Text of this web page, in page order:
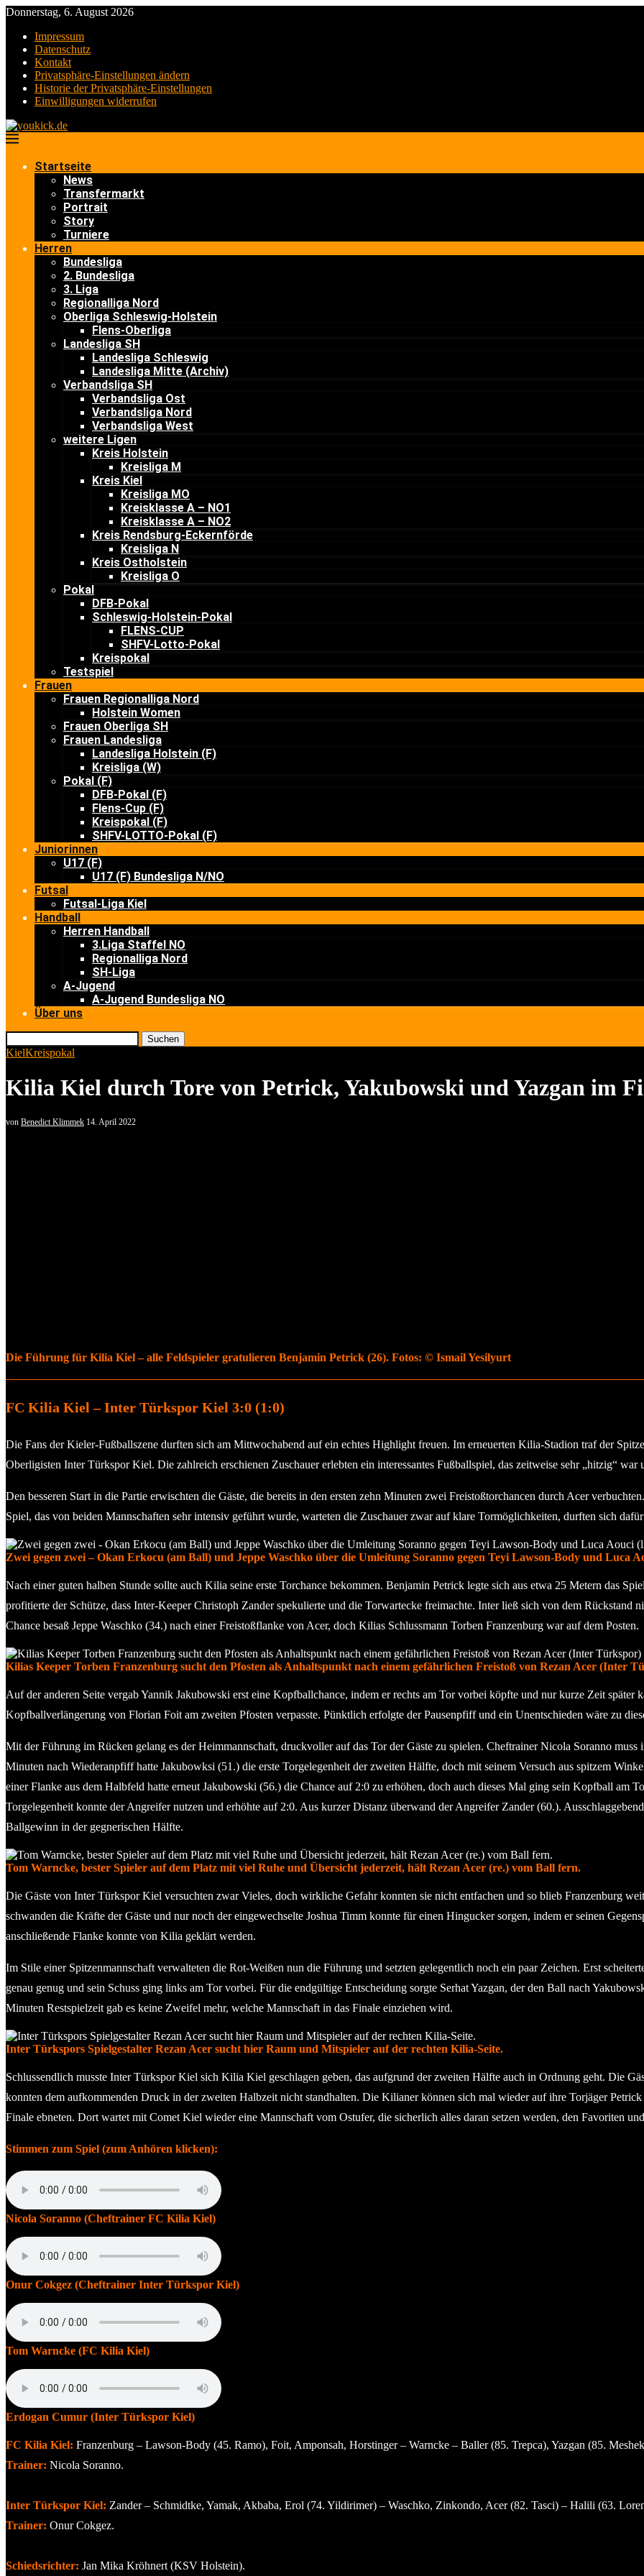
Donnerstag, 6. August 2026
Impressum
Datenschutz
Kontakt
Privatsphäre-Einstellungen ändern
Historie der Privatsphäre-Einstellungen
Einwilligungen widerrufen
Startseite
News
Transfermarkt
Portrait
Story
Turniere
Herren
Bundesliga
2. Bundesliga
3. Liga
Regionalliga Nord
Oberliga Schleswig-Holstein
Flens-Oberliga
Landesliga SH
Landesliga Schleswig
Landesliga Mitte (Archiv)
Verbandsliga SH
Verbandsliga Ost
Verbandsliga Nord
Verbandsliga West
weitere Ligen
Kreis Holstein
Kreisliga M
Kreis Kiel
Kreisliga MO
Kreisklasse A – NO1
Kreisklasse A – NO2
Kreis Rendsburg-Eckernförde
Kreisliga N
Kreis Ostholstein
Kreisliga O
Pokal
DFB-Pokal
Schleswig-Holstein-Pokal
FLENS-CUP
SHFV-Lotto-Pokal
Kreispokal
Testspiel
Frauen
Frauen Regionalliga Nord
Holstein Women
Frauen Oberliga SH
Frauen Landesliga
Landesliga Holstein (F)
Kreisliga (W)
Pokal (F)
DFB-Pokal (F)
Flens-Cup (F)
Kreispokal (F)
SHFV-LOTTO-Pokal (F)
Juniorinnen
U17 (F)
U17 (F) Bundesliga N/NO
Futsal
Futsal-Liga Kiel
Handball
Herren Handball
3.Liga Staffel NO
Regionalliga Nord
SH-Liga
A-Jugend
A-Jugend Bundesliga NO
Über uns
Suchen
KielKreispokal
Kilia Kiel durch Tore von Petrick, Yakubowski und Yazgan im
von Benedict Klimmek 14. April 2022
Die Führung für Kilia Kiel – alle Feldspieler gratulieren Benjamin Petrick (26). Fotos: © Ismail Yesilyurt
FC Kilia Kiel – Inter Türkspor Kiel 3:0 (1:0)
Die Fans der Kieler-Fußballszene durften sich am Mittwochabend auf ein echtes Highlight freuen. Im erneuerten Kilia-Stadion traf der
Oberligisten Inter Türkspor Kiel. Die zahlreich erschienen Zuschauer erlebten ein interessantes Fußballspiel, das zeitweise sehr „hitzig“
Den besseren Start in die Partie erwischten die Gäste, die bereits in den ersten zehn Minuten zwei Freistoßtorchancen durch Acer
Spiel, das von beiden Mannschaften sehr intensiv geführt wurde, warteten die Zuschauer zwar auf klare Tormöglichkeiten, durften sich
Zwei gegen zwei – Okan Erkocu (am Ball) und Jeppe Waschko über die Umleitung Soranno gegen Teyi Lawson-Body und Luca
Nach einer guten halben Stunde sollte auch Kilia seine erste Torchance bekommen. Benjamin Petrick legte sich aus etwa 25 Metern das
profitierte der Schütze, dass Inter-Keeper Christoph Zander spekulierte und die Torwartecke freimachte. Inter ließ sich von dem Rückstand
Chance besaß Jeppe Waschko (34.) nach einer Freistoßflanke von Acer, doch Kilias Schlussmann Torben Franzenburg war auf dem Posten.
Kilias Keeper Torben Franzenburg sucht den Pfosten als Anhaltspunkt nach einem gefährlichen Freistoß von Rezan Acer (Inter
Auf der anderen Seite vergab Yannik Jakubowski erst eine Kopfballchance, indem er rechts am Tor vorbei köpfte und nur kurze Zeit später
Kopfballverlängerung von Florian Foit am zweiten Pfosten verpasste. Pünktlich erfolgte der Pausenpfiff und ein Unentschieden wäre zu
Mit der Führung im Rücken gelang es der Heimmannschaft, druckvoller auf das Tor der Gäste zu spielen. Cheftrainer Nicola Soranno
Minuten nach Wiederanpfiff hatte Jakubowksi (51.) die erste Torgelegenheit der zweiten Hälfte, doch mit seinem Versuch aus spitzem
einer Flanke aus dem Halbfeld hatte erneut Jakubowski (56.) die Chance auf 2:0 zu erhöhen, doch auch dieses Mal ging sein Kopfball am
Torgelegenheit konnte der Angreifer nutzen und erhöhte auf 2:0. Aus kurzer Distanz überwand der Angreifer Zander (60.).
Ballgewinn in der gegnerischen Hälfte.
Tom Warncke, bester Spieler auf dem Platz mit viel Ruhe und Übersicht jederzeit, hält Rezan Acer (re.) vom Ball fern.
Die Gäste von Inter Türkspor Kiel versuchten zwar Vieles, doch wirkliche Gefahr konnten sie nicht entfachen und so blieb Franzenburg
schwanden die Kräfte der Gäste und nur noch der eingewechselte Joshua Timm konnte für einen Hingucker sorgen, indem er seinen
anschließende Flanke konnte von Kilia geklärt werden.
Im Stile einer Spitzenmannschaft verwalteten die Rot-Weißen nun die Führung und setzten gelegentlich noch ein paar Zeichen. Erst
genau genug und sein Schuss ging links am Tor vorbei. Für die endgültige Entscheidung sorgte Serhat Yazgan, der den Ball nach
Minuten Restspielzeit gab es keine Zweifel mehr, welche Mannschaft in das Finale einziehen wird.
Inter Türkspors Spielgestalter Rezan Acer sucht hier Raum und Mitspieler auf der rechten Kilia-Seite.
Schlussendlich musste Inter Türkspor Kiel sich Kilia Kiel geschlagen geben, das aufgrund der zweiten Hälfte auch in Ordnung geht. Die
konnten dem aufkommenden Druck in der zweiten Halbzeit nicht standhalten. Die Kilianer können sich mal wieder auf ihre Torjäger
Finale ebneten. Dort wartet mit Comet Kiel wieder eine Mannschaft vom Ostufer, die sicherlich alles daran setzen werden, den Favoriten
Stimmen zum Spiel (zum Anhören klicken):
Nicola Soranno (Cheftrainer FC Kilia Kiel)
Onur Cokgez (Cheftrainer Inter Türkspor Kiel)
Tom Warncke (FC Kilia Kiel)
Erdogan Cumur (Inter Türkspor Kiel)
FC Kilia Kiel: Franzenburg – Lawson-Body (45. Ramo), Foit, Amponsah, Horstinger – Warncke – Baller (85. Trepca), Yazgan (85.
Trainer: Nicola Soranno.
Inter Türkspor Kiel: Zander – Schmidtke, Yamak, Akbaba, Erol (74. Yildirimer) – Waschko, Zinkondo, Acer (82. Tasci) – Halili (63.
Trainer: Onur Cokgez.
Schiedsrichter: Jan Mika Kröhnert (KSV Holstein).